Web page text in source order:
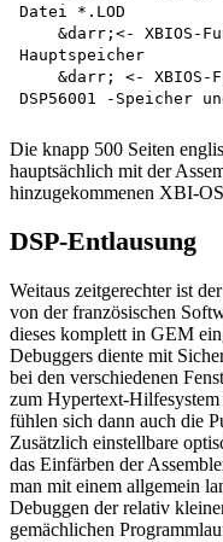
Datei *.LOD
&darr;<- XBIOS-
Hauptspeicher
&darr; <- XBIOS-
Die knapp 500 Seiten
hauptsächlich mit der
hinzugekommenen XBI-
DSP-Entlausung
Weitaus zeitgerechter ist
von der französischen
dieses komplett in GEM
Debuggers diente mit
bei den verschiedenen
zum Hypertext-Hilfesystem
fühlen sich dann auch die
Zusätzlich einstellbare
das Einfärben der
man mit einem allgemein
Debuggen der relativ
gemächlichen